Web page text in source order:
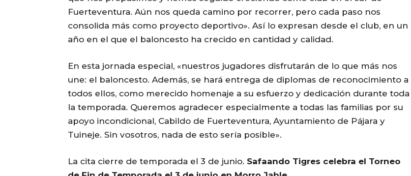
Fuerteventura. Aún nos queda camino por recorrer, pero cada paso nos
consolida más como proyecto deportivo». Así lo expresan desde el club, en un
año en el que el baloncesto ha crecido en cantidad y calidad.
En esta jornada especial, «nuestros jugadores disfrutarán de lo que más nos
une: el baloncesto. Además, se hará entrega de diplomas de reconocimiento a
todos ellos, como merecido homenaje a su esfuerzo y dedicación durante toda
la temporada. Queremos agradecer especialmente a todas las familias por su
apoyo incondicional, Cabildo de Fuerteventura, Ayuntamiento de Pájara y
Tuineje. Sin vosotros, nada de esto sería posible».
La cita cierre de temporada el 3 de junio. Safaando Tigres celebra el Torneo